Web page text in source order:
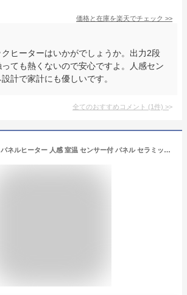
価格と在庫を楽天でチェック >>
ヒーターはいかがでしょうか。出力2段
ても熱くないので安心ですよ。人感セン
計で家計にも優しいです。
全てのおすすめコメント (1件) >
【特典付き】 パネルヒーター 人感 室温 センサー付 パネル セラミックヒーター CH-T2236 ホワイト レッド 電気ヒーター 暖房器具 ファンヒーター オフィス 持ち運び 活性炭 タイマー 室温センサー リビング スリム 白